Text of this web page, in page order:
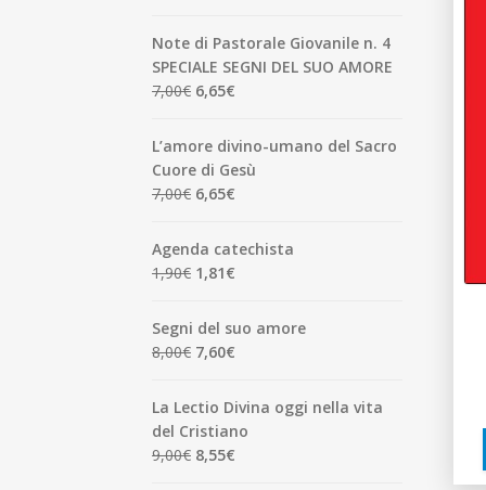
originale
era:
5,00€.
attuale
è:
Note di Pastorale Giovanile n. 4
SPECIALE SEGNI DEL SUO AMORE
7,00€ Il
originale
era:
7,00€.
6,65€
attuale
L’amore divino-umano del Sacro
Cuore di Gesù
7,00€ Il
originale
era:
7,00€.
6,65€
attuale
Agenda catechista
1,90€ Il
originale
era:
1,90€.
1,81€
Segni del suo amore
8,00€ Il
originale
era:
8,00€.
7,60€
attuale
La Lectio Divina oggi nella vita
del Cristiano
9,00€ Il
8,55€